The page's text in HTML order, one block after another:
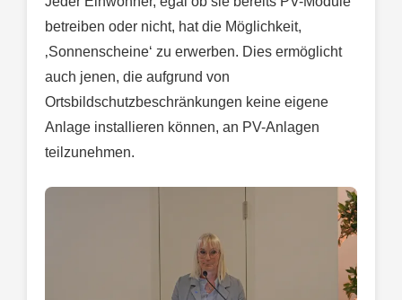
betreiben oder nicht, hat die Möglichkeit,
‚Sonnenscheine‘ zu erwerben. Dies ermöglicht
auch jenen, die aufgrund von
Ortsbildschutzbeschränkungen keine eigene
Anlage installieren können, an PV-Anlagen
teilzunehmen.